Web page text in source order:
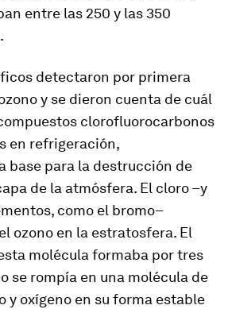
entre las 250 y las 350
detectaron por primera
y se dieron cuenta de cuál
clorofluorocarbonos
en refrigeración,
base para la destrucción de
de la atmósfera. El cloro –y
como el bromo–
ozono en la estratosfera. El
molécula formaba por tres
se rompía en una molécula de
y oxígeno en su forma estable